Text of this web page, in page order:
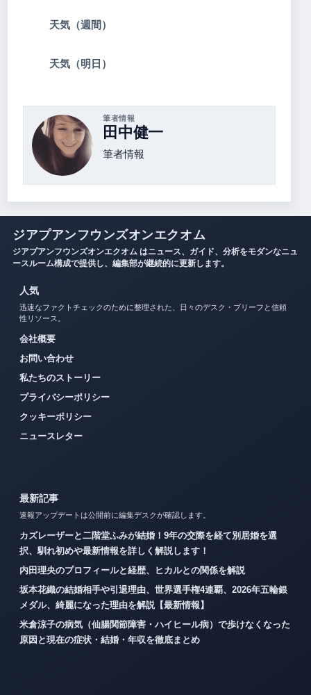
天気（週間）
天気（明日）
筆者情報
田中健一
筆者情報
ジアプアンフウンズオンエクオム
ジアプアンフウンズオンエクオム はニュース、ガイド、分析をモダンなニュ
ースルーム構成で提供し、編集部が継続的に更新します。
人気
迅速なファクトチェックのために整理された、日々のデスク・ブリーフと信頼
性リソース。
会社概要
お問い合わせ
私たちのストーリー
プライバシーポリシー
クッキーポリシー
ニュースレター
最新記事
速報アップデートは公開前に編集デスクが確認します。
カズレーザーと二階堂ふみが結婚！9年の交際を経て別居婚を選
択、馴れ初めや最新情報を詳しく解説します！
内田理央のプロフィールと経歴、ヒカルとの関係を解説
坂本花織の結婚相手や引退理由、世界選手権4連覇、2026年五輪銀
メダル、綺麗になった理由を解説【最新情報】
米倉涼子の病気（仙腸関節障害・ハイヒール病）で歩けなくなった
原因と現在の症状・結婚・年収を徹底まとめ